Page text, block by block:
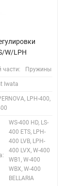
W/LPH
части: Пружины
Iwata
LPH-400,
WS-400 HD, LS-
400 ETS, LPH-
400 LVB, LPH-
400 LVX, W-400
WB1, W-400
WBX, W-400
BELLARIA